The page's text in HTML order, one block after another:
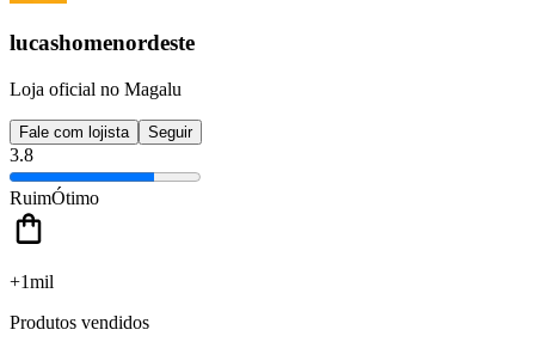
lucashomenordeste
Loja oficial no Magalu
Fale com lojista Seguir
3.8
RuimÓtimo
+1mil
Produtos vendidos